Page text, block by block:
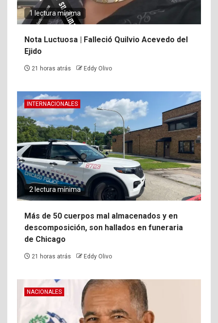
1 lectura mínima
Nota Luctuosa | Falleció Quilvio Acevedo del
Ejido
21 horas atrás Eddy Olivo
INTERNACIONALES
2 lectura mínima
Más de 50 cuerpos mal almacenados y en
descomposición, son hallados en funeraria
de Chicago
21 horas atrás Eddy Olivo
NACIONALES